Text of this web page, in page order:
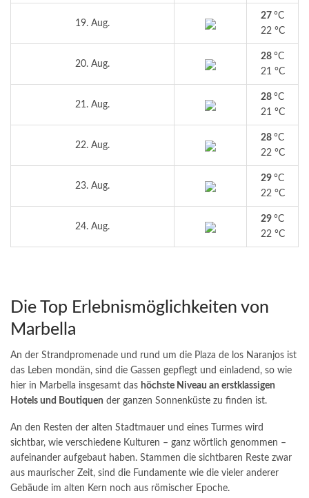
19. Aug.
27 °C
22 °C
20. Aug.
28 °C
21 °C
21. Aug.
28 °C
21 °C
22. Aug.
28 °C
22 °C
23. Aug.
29 °C
22 °C
24. Aug.
29 °C
22 °C
Die Top Erlebnismöglichkeiten von
Marbella
An der Strandpromenade und rund um die Plaza de los Naranjos ist
das Leben mondän, sind die Gassen gepflegt und einladend, so wie
hier in Marbella insgesamt das höchste Niveau an erstklassigen
Hotels und Boutiquen der ganzen Sonnenküste zu finden ist.
An den Resten der alten Stadtmauer und eines Turmes wird
sichtbar, wie verschiedene Kulturen – ganz wörtlich genommen –
aufeinander aufgebaut haben. Stammen die sichtbaren Reste zwar
aus maurischer Zeit, sind die Fundamente wie die vieler anderer
Gebäude im alten Kern noch aus römischer Epoche.